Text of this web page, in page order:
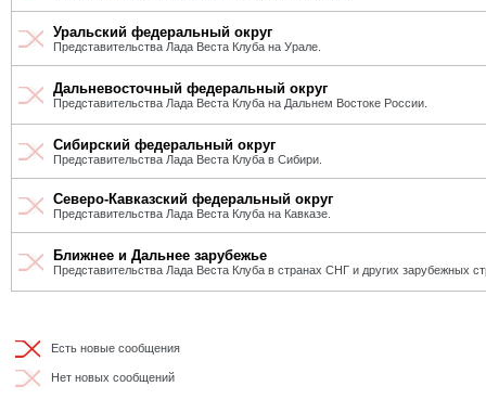
Уральский федеральный округ
Представительства Лада Веста Клуба на Урале.
Дальневосточный федеральный округ
Представительства Лада Веста Клуба на Дальнем Востоке России.
Сибирский федеральный округ
Представительства Лада Веста Клуба в Сибири.
Северо-Кавказский федеральный округ
Представительства Лада Веста Клуба на Кавказе.
Ближнее и Дальнее зарубежье
Представительства Лада Веста Клуба в странах СНГ и других зарубежных
Есть новые сообщения
Нет новых сообщений